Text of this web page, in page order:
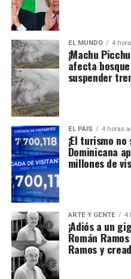
EL MUNDO 4
¡Machu
afecta
suspender
EL PAIS 4 horas
¡El turismo
Dominicana
millones de
ARTE Y GENTE 4
¡Adiós a un
Román
Ramos y